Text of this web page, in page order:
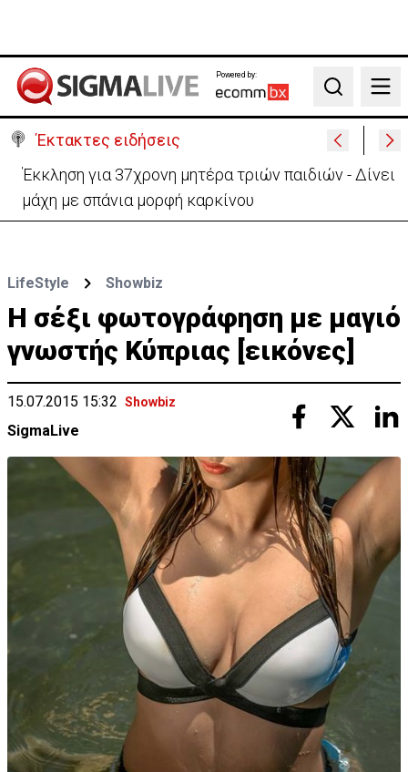
Powered by:
Search
Έκτακτες ειδήσεις
Γερμανία: Συγκρούστηκαν δύο τραμ - Τουλάχιστον
25 τραυματίες, οι 7 σοβαρά
LifeStyle Showbiz
Η σέξι φωτογράφηση με μαγιό
γνωστής Κύπριας [εικόνες]
15.07.2015 15:32 Showbiz
SigmaLive